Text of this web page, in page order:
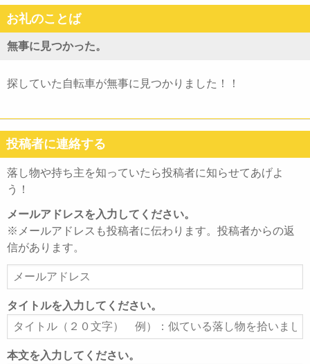
お礼のことば
無事に見つかった。
探していた自転車が無事に見つかりました！！
投稿者に連絡する
落し物や持ち主を知っていたら投稿者に知らせてあげよ
う！
メールアドレスを入力してください。
※メールアドレスも投稿者に伝わります。投稿者からの返
信があります。
ー
ル
ア
ド
レ
タイトルを入力してください。
タ
イ
ト
本文を入力してください。